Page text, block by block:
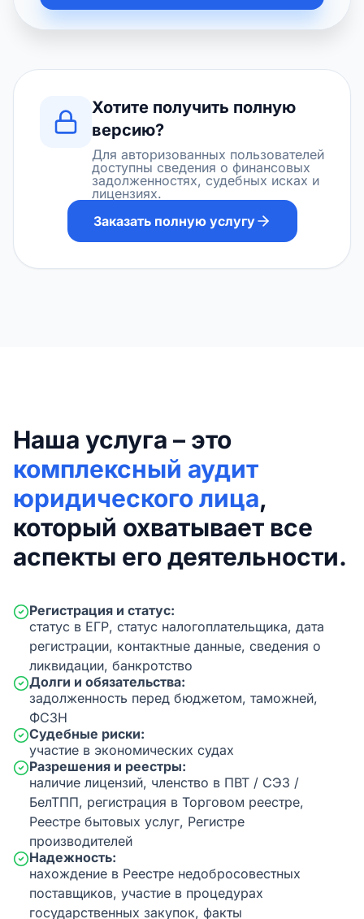
Хотите получить полную
версию?
Для авторизованных пользователей
доступны сведения о финансовых
задолженностях, судебных исках и
лицензиях.
Заказать полную услугу
Наша услуга – это
комплексный аудит
юридического лица,
который охватывает все
аспекты его деятельности.
Регистрация и статус:
статус в ЕГР, статус налогоплательщика, дата
регистрации, контактные данные, сведения о
ликвидации, банкротство
Долги и обязательства:
задолженность перед бюджетом, таможней,
ФСЗН
Судебные риски:
участие в экономических судах
Разрешения и реестры:
наличие лицензий, членство в ПВТ / СЭЗ /
БелТПП, регистрация в Торговом реестре,
Реестре бытовых услуг, Регистре
производителей
Надежность:
нахождение в Реестре недобросовестных
поставщиков, участие в процедурах
государственных закупок, факты